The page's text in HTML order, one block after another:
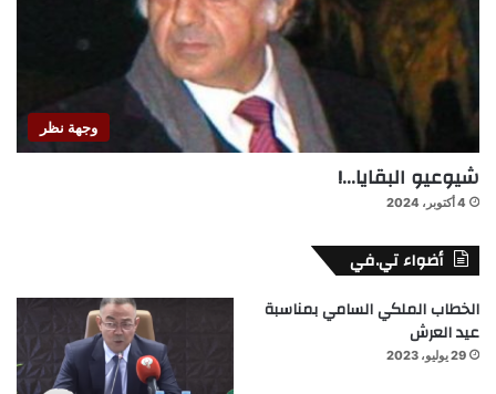
وجهة نظر
شيوعيو البقايا…!
4 أكتوبر، 2024
أضواء تي.في
الخطاب الملكي السامي بمناسبة
عيد العرش
29 يوليو، 2023